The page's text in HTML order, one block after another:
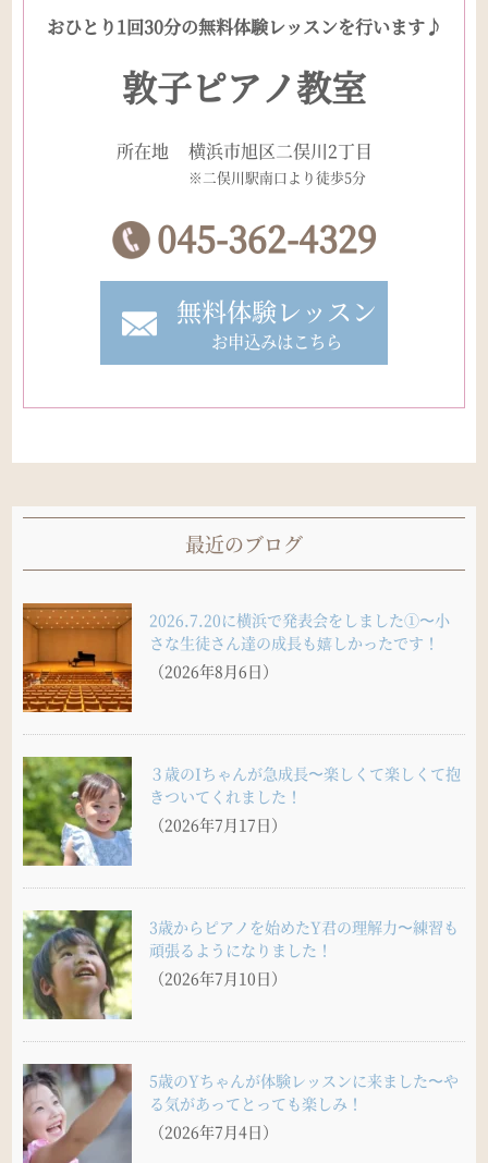
おひとり1回30分の無料体験レッスンを行います♪
敦子ピアノ教室
所在地 横浜市旭区二俣川2丁目
※二俣川駅南口より徒歩5分
045-362-4329
無料体験レッスン
お申込みはこちら
最近のブログ
2026.7.20に横浜で発表会をしました①〜小
さな生徒さん達の成長も嬉しかったです！
（2026年8月6日）
３歳のIちゃんが急成長〜楽しくて楽しくて抱
きついてくれました！
（2026年7月17日）
3歳からピアノを始めたY君の理解力〜練習も
頑張るようになりました！
（2026年7月10日）
5歳のYちゃんが体験レッスンに来ました〜や
る気があってとっても楽しみ！
（2026年7月4日）